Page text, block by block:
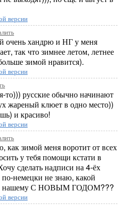
версии
очень хандрю и НГ у меня
так что зимнее летом, летнее
зимой нравится).
версии
то))) русские обычно начинают
жареный клюет в одно место))
и красиво!
версии
как зимой меня воротит от всех
у тебя помощи кстати в
сделать надписи на 4-ёх
немецки не знаю, какой
нашему С НОВЫМ ГОДОМ???
версии